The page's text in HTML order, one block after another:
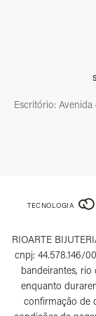
Escritório:
TECNOLOGIA
RIOARTE
cnpj: 44.578.146/
bandeirantes, rio
enquanto
confirmação de